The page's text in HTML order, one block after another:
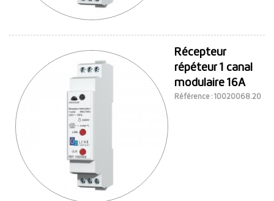
Récepteur
répéteur 1 canal
modulaire 16A
Référence : 10020068.20